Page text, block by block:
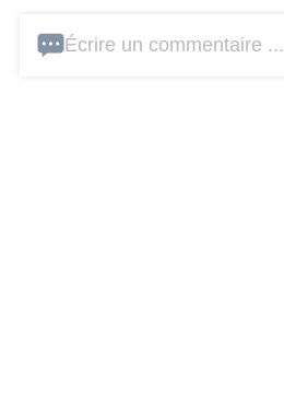
Écrire un commentaire ...